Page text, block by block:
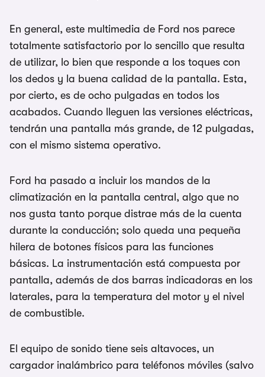
En general, este multimedia de Ford nos parece
totalmente satisfactorio por lo sencillo que resulta
de utilizar, lo bien que responde a los toques con
los dedos y la buena calidad de la pantalla. Esta,
por cierto, es de ocho pulgadas en todos los
acabados. Cuando lleguen las versiones eléctricas,
tendrán una pantalla más grande, de 12 pulgadas,
con el mismo sistema operativo.
Ford ha pasado a incluir los mandos de la
climatización en la pantalla central, algo que no
nos gusta tanto porque distrae más de la cuenta
durante la conducción; solo queda una pequeña
hilera de botones físicos para las funciones
básicas. La instrumentación está compuesta por
pantalla, además de dos barras indicadoras en los
laterales, para la temperatura del motor y el nivel
de combustible.
El equipo de sonido tiene seis altavoces, un
cargador inalámbrico para teléfonos móviles (salvo